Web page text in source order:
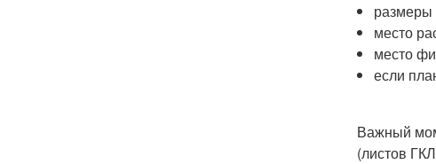
место
место
если
Важный
(листов